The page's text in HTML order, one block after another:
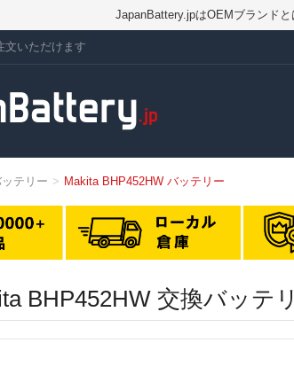
JapanBattery.jpはOEMブランド
文いただけます
テリー Makita BHP452HW バッテリー
BHP452HW 交換バッテ